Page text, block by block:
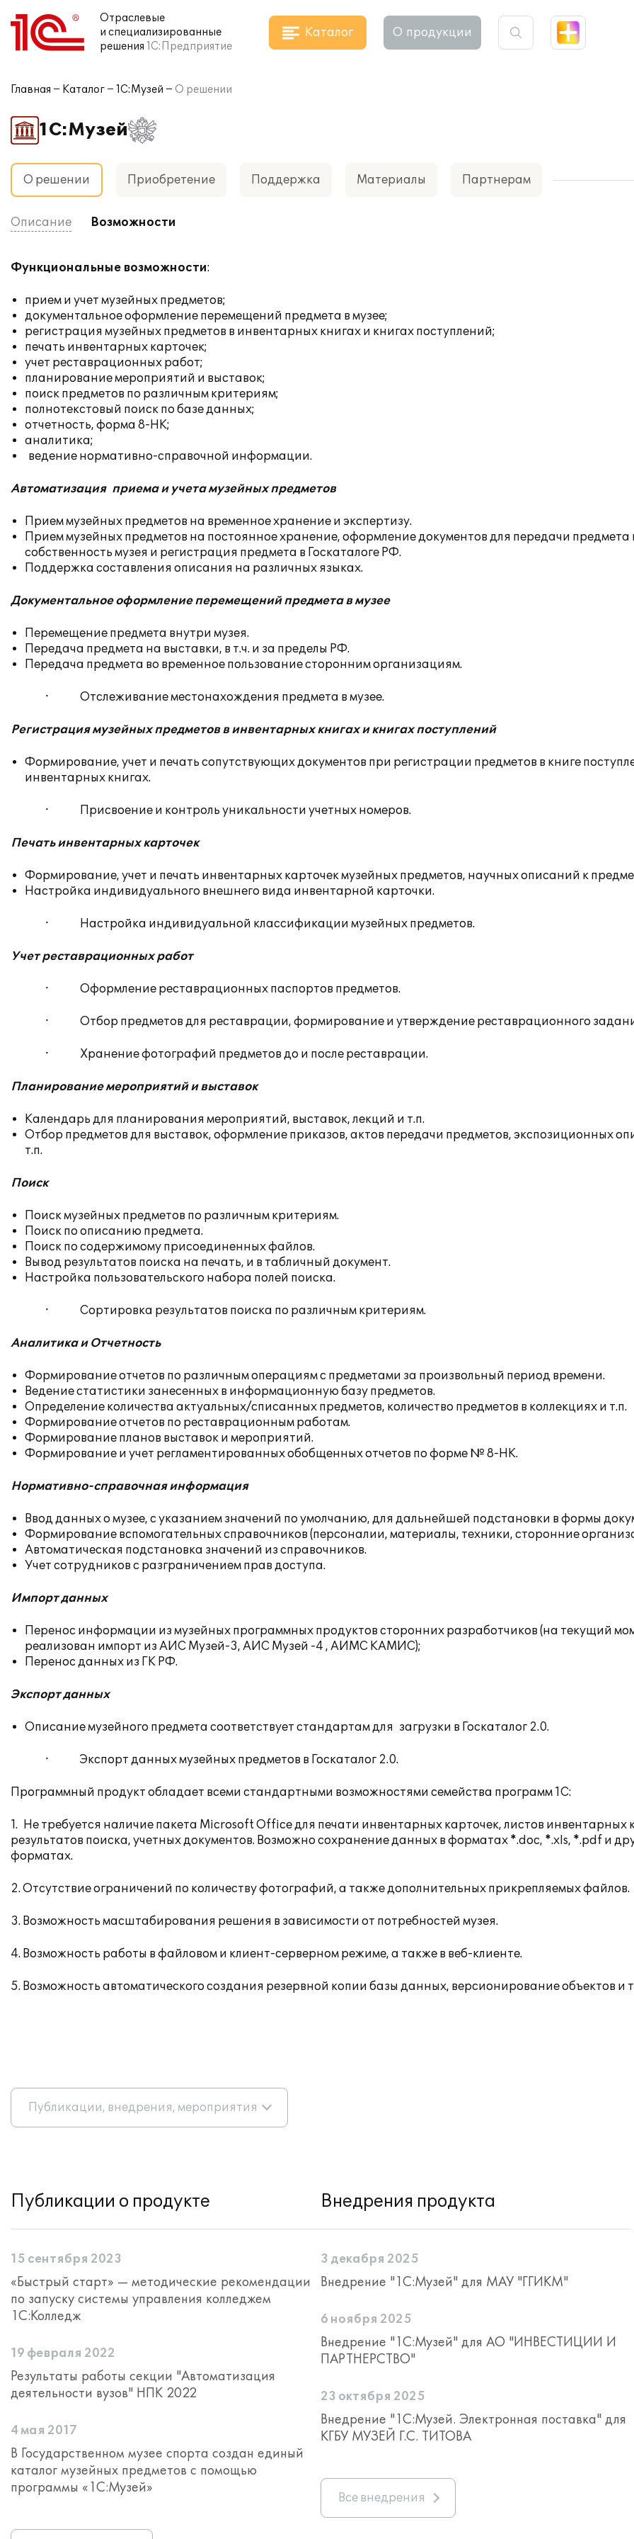
Отраслевые
и специализированные
решения 1С:Предприятие
Каталог О продукции
Главная Каталог 1С:Музей О решении
1С:Музей
О решении Приобретение Поддержка Материалы Партнерам
Описание Возможности
Функциональные возможности:
прием и учет музейных предметов;
документальное оформление перемещений предмета в музее;
регистрация музейных предметов в инвентарных книгах и книгах поступлений;
печать инвентарных карточек;
учет реставрационных работ;
планирование мероприятий и выставок;
поиск предметов по различным критериям;
полнотекстовый поиск по базе данных;
отчетность, форма 8-НК;
аналитика;
ведение нормативно-справочной информации.
Автоматизация приема и учета музейных предметов
Прием музейных предметов на временное хранение и экспертизу.
Прием музейных предметов на постоянное хранение, оформление документов для передачи предмета
собственность музея и регистрация предмета в Госкаталоге РФ.
Поддержка составления описания на различных языках.
Документальное оформление перемещений предмета в музее
Перемещение предмета внутри музея.
Передача предмета на выставки, в т.ч. и за пределы РФ.
Передача предмета во временное пользование сторонним организациям.
· Отслеживание местонахождения предмета в музее.
Регистрация музейных предметов в инвентарных книгах и книгах поступлений
Формирование, учет и печать сопутствующих документов при регистрации предметов в книге
инвентарных книгах.
· Присвоение и контроль уникальности учетных номеров.
Печать инвентарных карточек
Формирование, учет и печать инвентарных карточек музейных предметов, научных описаний к
Настройка индивидуального внешнего вида инвентарной карточки.
· Настройка индивидуальной классификации музейных предметов.
Учет реставрационных работ
· Оформление реставрационных паспортов предметов.
· Отбор предметов для реставрации, формирование и утверждение реставрационного
· Хранение фотографий предметов до и после реставрации.
Планирование мероприятий и выставок
Календарь для планирования мероприятий, выставок, лекций и т.п.
Отбор предметов для выставок, оформление приказов, актов передачи предметов, экспозиционных
т.п.
Поиск
Поиск музейных предметов по различным критериям.
Поиск по описанию предмета.
Поиск по содержимому присоединенных файлов.
Вывод результатов поиска на печать, и в табличный документ.
Настройка пользовательского набора полей поиска.
· Сортировка результатов поиска по различным критериям.
Аналитика и Отчетность
Формирование отчетов по различным операциям с предметами за произвольный период времени.
Ведение статистики занесенных в информационную базу предметов.
Определение количества актуальных/списанных предметов, количество предметов в коллекциях и т.п.
Формирование отчетов по реставрационным работам.
Формирование планов выставок и мероприятий.
Формирование и учет регламентированных обобщенных отчетов по форме № 8-НК.
Нормативно-справочная информация
Ввод данных о музее, с указанием значений по умолчанию, для дальнейшей подстановки в формы
Формирование вспомогательных справочников (персоналии, материалы, техники, сторонние
Автоматическая подстановка значений из справочников.
Учет сотрудников с разграничением прав доступа.
Импорт данных
Перенос информации из музейных программных продуктов сторонних разработчиков (на текущий
реализован импорт из АИС Музей-3, АИС Музей -4 , АИМС КАМИС);
Перенос данных из ГК РФ.
Экспорт данных
Описание музейного предмета соответствует стандартам для загрузки в Госкаталог 2.0.
· Экспорт данных музейных предметов в Госкаталог 2.0.
Программный продукт обладает всеми стандартными возможностями семейства программ 1С:
1. Не требуется наличие пакета Microsoft Office для печати инвентарных карточек, листов инвентарных
результатов поиска, учетных документов. Возможно сохранение данных в форматах *.doc, *.xls, *.pdf и
форматах.
2. Отсутствие ограничений по количеству фотографий, а также дополнительных прикрепляемых файлов.
3. Возможность масштабирования решения в зависимости от потребностей музея.
4. Возможность работы в файловом и клиент-серверном режиме, а также в веб-клиенте.
5. Возможность автоматического создания резервной копии базы данных, версионирование объектов и
Публикации, внедрения, мероприятия
Публикации о продукте
15 сентября 2023
«Быстрый старт» — методические рекомендации
по запуску системы управления колледжем
1С:Колледж
19 февраля 2022
Результаты работы секции "Автоматизация
деятельности вузов" НПК 2022
4 мая 2017
В Государственном музее спорта создан единый
каталог музейных предметов с помощью
программы «1С:Музей»
Внедрения продукта
3 декабря 2025
Внедрение "1С:Музей" для МАУ "ГГИКМ"
6 ноября 2025
Внедрение "1С:Музей" для АО "ИНВЕСТИЦИИ И
ПАРТНЕРСТВО"
23 октября 2025
Внедрение "1С:Музей. Электронная поставка" для
КГБУ МУЗЕЙ Г.С. ТИТОВА
Все внедрения